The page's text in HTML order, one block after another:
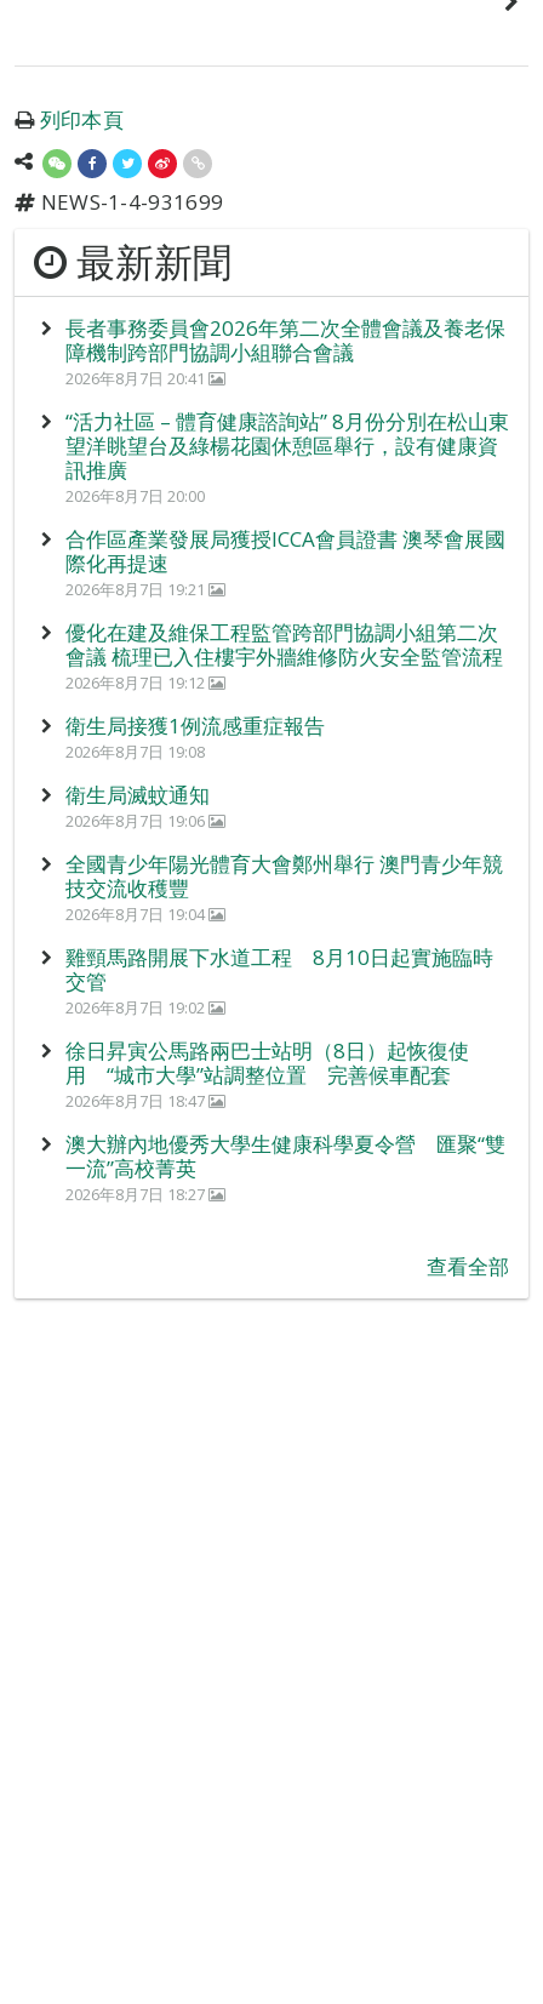
列印本頁
NEWS-1-4-931699
最新新聞
長者事務委員會2026年第二次全體會議及養老保
障機制跨部門協調小組聯合會議
2026年8月7日 20:41
“活力社區 – 體育健康諮詢站” 8月份分別在松山東
望洋眺望台及綠楊花園休憩區舉行，設有健康資
訊推廣
2026年8月7日 20:00
合作區產業發展局獲授ICCA會員證書 澳琴會展國
際化再提速
2026年8月7日 19:21
優化在建及維保工程監管跨部門協調小組第二次
會議 梳理已入住樓宇外牆維修防火安全監管流程
2026年8月7日 19:12
衛生局接獲1例流感重症報告
2026年8月7日 19:08
衛生局滅蚊通知
2026年8月7日 19:06
全國青少年陽光體育大會鄭州舉行 澳門青少年競
技交流收穫豐
2026年8月7日 19:04
雞頸馬路開展下水道工程 8月10日起實施臨時
交管
2026年8月7日 19:02
徐日昇寅公馬路兩巴士站明（8日）起恢復使
用 “城市大學”站調整位置 完善候車配套
2026年8月7日 18:47
澳大辦內地優秀大學生健康科學夏令營 匯聚“雙
一流”高校菁英
2026年8月7日 18:27
查看全部